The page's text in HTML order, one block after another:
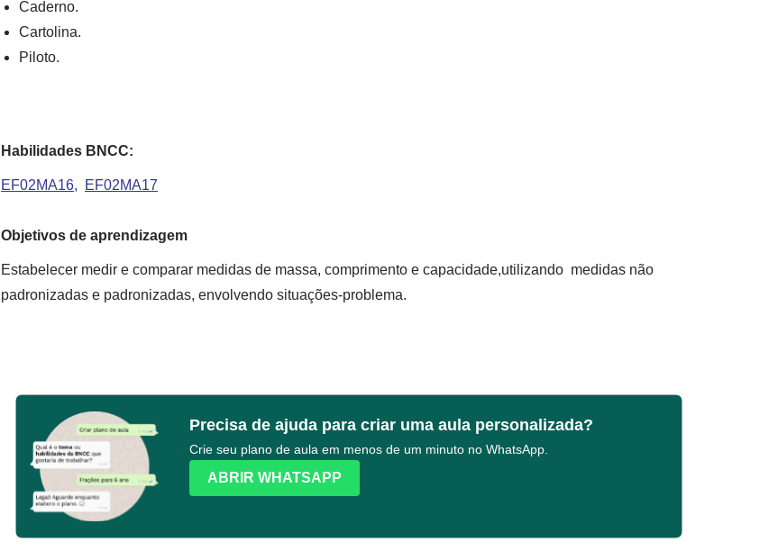
Caderno.
Cartolina.
Piloto.
Habilidades BNCC:
EF02MA16 EF02MA17
Objetivos de aprendizagem
Estabelecer medir e comparar medidas de massa, comprimento e capacidade,utilizando medidas não
padronizadas e padronizadas, envolvendo situações-problema.
Precisa de ajuda para criar uma aula personalizada?
Crie seu plano de aula em menos de um minuto no WhatsApp.
ABRIR WHATSAPP